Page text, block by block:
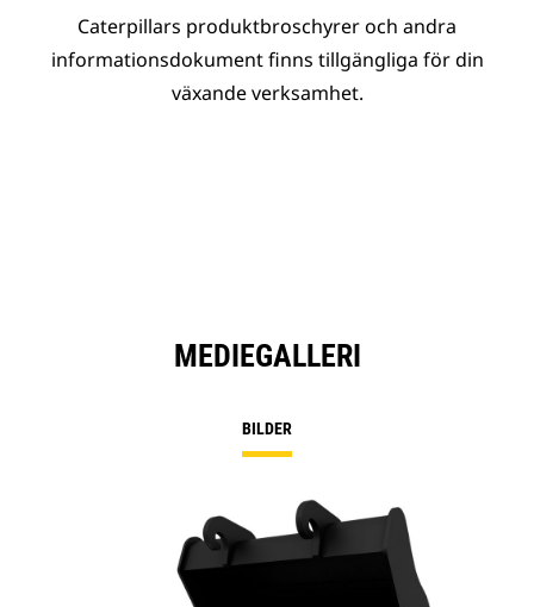
Caterpillars produktbroschyrer och andra
informationsdokument finns tillgängliga för din
växande verksamhet.
MEDIEGALLERI
BILDER